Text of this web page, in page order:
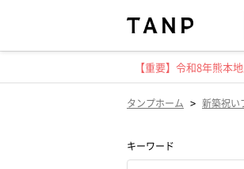
【重要】令和8年熊本
タンプホーム > 新築祝い
キーワード